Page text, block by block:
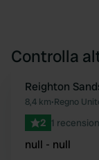
Controlla
Reighton
8,4 km•Regno
2 1
null - null